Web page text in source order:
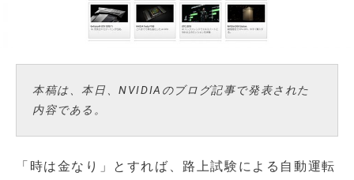
本稿は、本日、NVIDIAのブログ記事で発表された
内容である。
「時は金なり」とすれば、路上試験による自動運転